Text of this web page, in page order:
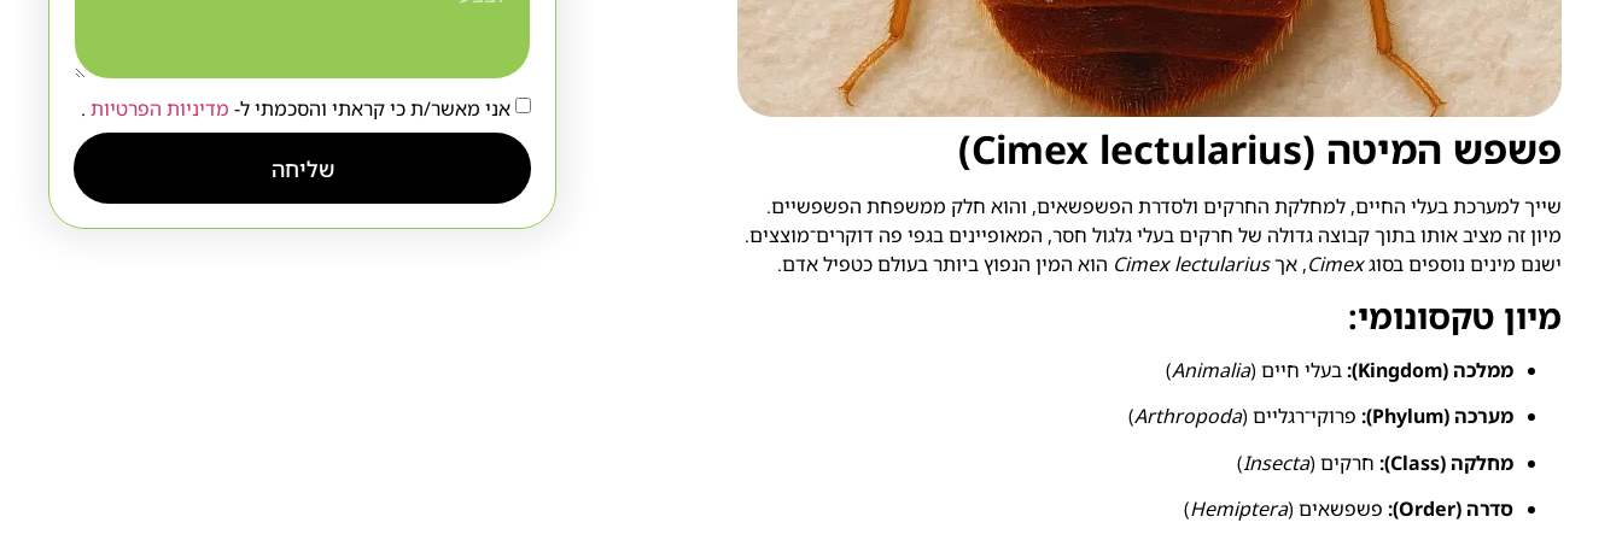
פשפש המיטה (Cimex lectularius)
שייך למערכת בעלי החיים, למחלקת החרקים ולסדרת הפשפשאים, והוא חלק ממשפחת הפשפשיים.
מיון זה מציב אותו בתוך קבוצה גדולה של חרקים בעלי גלגול חסר, המאופיינים בגפי פה דוקרים־מוצצים.
ישנם מינים נוספים בסוגCimex, אךCimex lectularius הוא המין הנפוץ ביותר בעולם כטפיל אדם.
מיון טקסונומי:
ממלכה (Kingdom): בעלי חיים (Animalia
)
מערכה (Phylum):
פרוקי־רגליים (Arthropoda
)
מחלקה (Class):
חרקים (Insecta
)
סדרה (Order):
פשפשאים (Hemiptera
)
אני מאשר/ת כי קראתי והסכמתי ל- מדיניות הפרטיות .
שליחה